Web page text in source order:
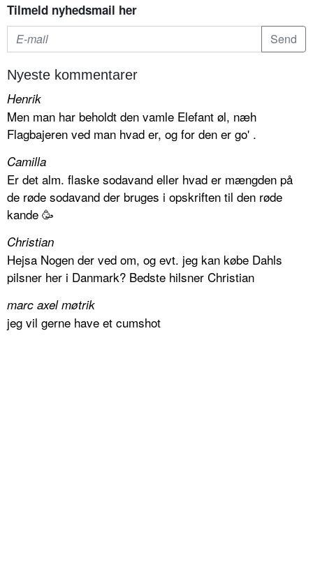
Tilmeld nyhedsmail her
Nyeste kommentarer
Henrik
Men man har beholdt den vamle Elefant øl, næh
Flagbajeren ved man hvad er, og for den er go' .
Camilla
Er det alm. flaske sodavand eller hvad er mængden på
de røde sodavand der bruges i opskriften til den røde
kande 🥳
Christian
Hejsa Nogen der ved om, og evt. jeg kan købe Dahls
pilsner her i Danmark? Bedste hilsner Christian
marc axel møtrik
jeg vil gerne have et cumshot